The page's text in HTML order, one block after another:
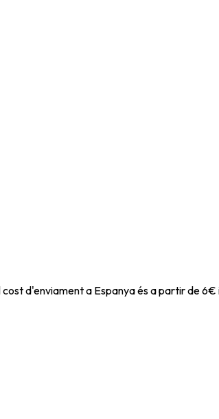
d'enviament a Espanya és a partir de